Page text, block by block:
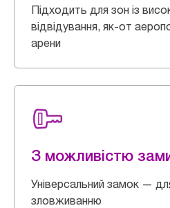
Підходить для зон із
відвідування, як-от
арени
З можливістю
Універсальний замок —
зловживанню